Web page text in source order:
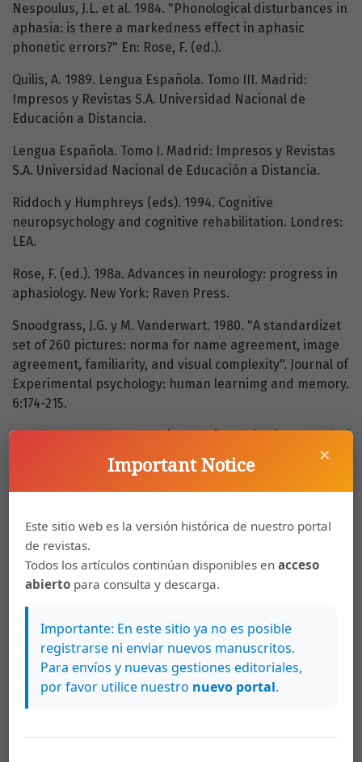
Nespoulus, J.L. et al. 1984. "Phonological disturbances in
aphasia: is there a markedness effect in aphasic
phonetic errors?" En: Rose, F. (ed.).
Quilis, A. 1989. Lengua Española. Tomo III. Madrid:
Impresos y Revistas S.A. Universidad Nacional de
Educación a Distancia.
Lengua Española. Tomo I. Madrid: Impresos y Revistas
S.A. Universidad Nacional de Educación a Distancia.
Riddoch y Humphreys (eds). 1994. Cognitive
neuropsychology and cognitive rehabilitation. Londres:
LEA.
Rose, F. (ed.). 198a. Advances in neurology: progress in
aphasiology. New York: Raven Press.
Snoodgrass, J.G. y M. Vanderwart. 1980. "A standardizet
set of 260 pictures: norma for name agreement, image
agreement, familiarity, and visual complexity". Journal of
Experimental psychology: human learnimg and memory.
6:174-215.
Stemberger, J.P. 1985. "An interactive activation model of
language production". En: Ellis, A.W. (ed.).
Descargas
×
Important Notice
Este sitio web es la versión histórica de nuestro portal
de revistas.
Todos los artículos continúan disponibles enacceso
abierto para consulta y descarga.
Importante: En este sitio ya no es posible
registrarse ni enviar nuevos manuscritos.
Para envíos y nuevas gestiones editoriales,
por favor utilice nuestro nuevo portal.